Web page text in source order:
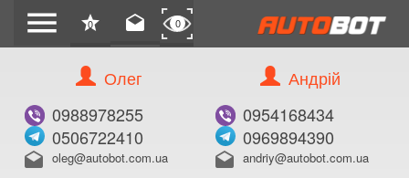
menu star
0 drafts 0
Олег
0988978255
0506722410
drafts oleg@autobot.com.ua
Андрій
0954168434
0969894390
drafts andriy@autobot.com.ua